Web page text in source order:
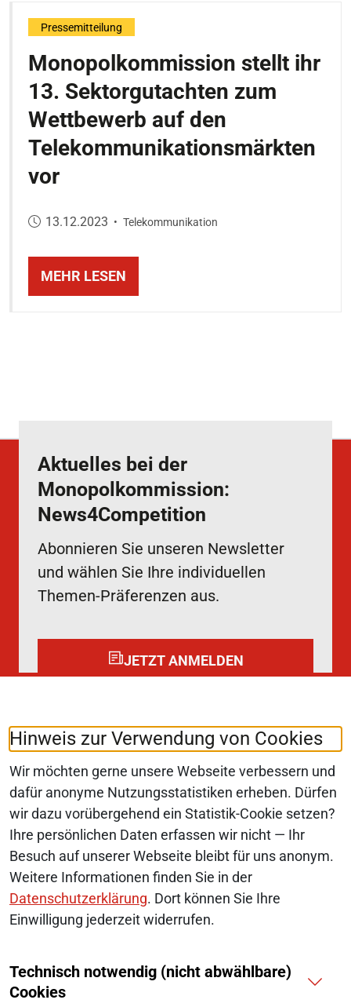
Hinweis zur Verwendung von Cookies
Wir möchten gerne unsere Webseite verbessern und
dafür anonyme Nutzungsstatistiken erheben. Dürfen
wir dazu vorübergehend ein Statistik-Cookie setzen?
Ihre persönlichen Daten erfassen wir nicht — Ihr
Besuch auf unserer Webseite bleibt für uns anonym.
Weitere Informationen finden Sie in der
Datenschutzerklärung. Dort können Sie Ihre
Einwilligung jederzeit widerrufen.
Technisch notwendig (nicht abwählbare)
Cookies
Monopolkommission stellt ihr
13. Sektorgutachten zum
Wettbewerb auf den
Telekommunikationsmärkten
vor
Veröffentlicht am:
13.12.2023 • Telekommunikation
Pressemitteilung
MEHR LESEN
Aktuelles bei der
Monopolkommission:
News4Competition
Abonnieren Sie unseren Newsletter
und wählen Sie Ihre individuellen
Themen-Präferenzen aus.
JETZT ANMELDEN
Folgen Sie uns auf: LinkedIn
© 2026 Monopolkommission
SERVICE-NAVIGATION
SITEMAP
ERKLÄRUNG ZUR BARRIEREFREIHEIT
IMPRESSUM